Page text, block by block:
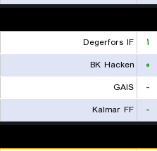
۱
Degerfors IF
۰
BK Hacken
-
GAIS
-
Kalmar FF